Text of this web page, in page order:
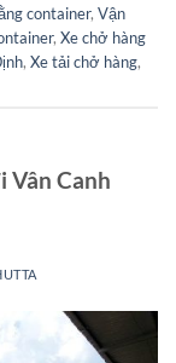
container, Vận
, Xe chở hàng
, Xe tải chở hàng,
Vân Canh